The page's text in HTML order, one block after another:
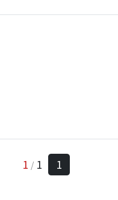
1 / 1 1